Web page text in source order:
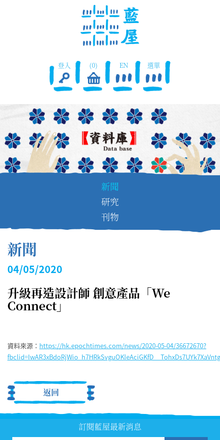
登入 (0) EN 選單
新聞
研究
刊物
新聞
04/05/2020
升級再造設計師 創意產品「We
Connect」
資料來源： https://hk.epochtimes.com/news/2020-05-04/36672670?
返回
訂閱藍屋最新消息